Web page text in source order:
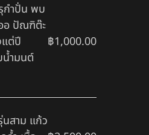
กำปั่น พบ
อ ปัณฑิต๊ะ
ต่ปี
น้ำมนต์
฿1,000.00
สาม แก้ว